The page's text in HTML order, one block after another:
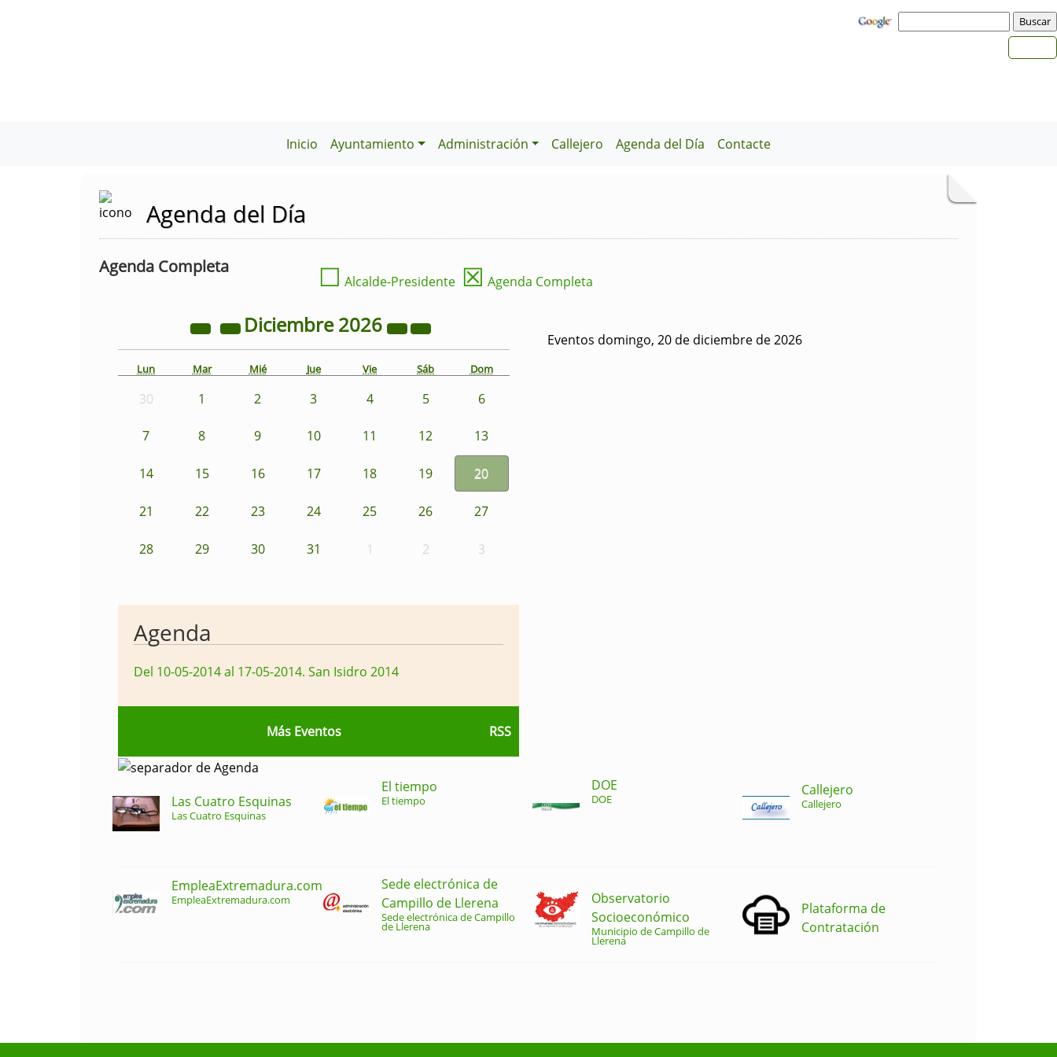
Inicio Ayuntamiento Administración Callejero Agenda del Día Contacte
Agenda del Día
Agenda Completa ☐ Alcalde-Presidente ☒ Agenda Completa
Diciembre2026
Lun Mar Mié Jue Vie Sáb Dom
30 1 2 3 4 5 6
7 8 9 10 11 12 13
14 15 16 17 18 19 20
21 22 23 24 25 26 27
28 29 30 31 1 2 3
Eventos domingo, 20 de diciembre de 2026
Agenda
Del 10-05-2014 al 17-05-2014. San Isidro 2014
Más Eventos RSS
Las Cuatro Esquinas
Las Cuatro Esquinas
El tiempo
El tiempo
DOE
DOE
Callejero
Callejero
EmpleaExtremadura.com
EmpleaExtremadura.com
Sede electrónica de
Campillo de Llerena
Sede electrónica de Campillo
de Llerena
Observatorio
Socioeconómico
Municipio de Campillo de
Llerena
Plataforma de
Contratación